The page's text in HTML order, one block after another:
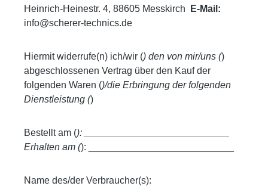
Heinrich-Heinestr. 4, 88605 Messkirch
E-Mail:
info@scherer-technics.de
Hiermit widerrufe(n) ich/wir () den von mir/uns ()
abgeschlossenen Vertrag über den Kauf der
folgenden Waren ()/die Erbringung der folgenden
Dienstleistung ()
Bestellt am (): ___________________________
Erhalten am (): ___________________________
Name des/der Verbraucher(s):